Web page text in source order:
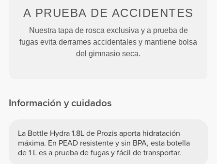
A PRUEBA DE ACCIDENTES
Nuestra tapa de rosca exclusiva y a prueba de
fugas evita derrames accidentales y mantiene bolsa
del gimnasio seca.
Información y cuidados
La Bottle Hydra 1.8L de Prozis aporta hidratación
máxima. En PEAD resistente y sin BPA, esta botella
de 1 L es a prueba de fugas y fácil de transportar.